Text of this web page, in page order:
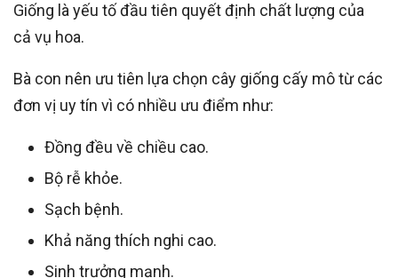
Giống là yếu tố đầu tiên quyết định chất lượng của
cả vụ hoa.
Bà con nên ưu tiên lựa chọn cây giống cấy mô từ các
đơn vị uy tín vì có nhiều ưu điểm như:
Đồng đều về chiều cao.
Bộ rễ khỏe.
Sạch bệnh.
Khả năng thích nghi cao.
Sinh trưởng mạnh.